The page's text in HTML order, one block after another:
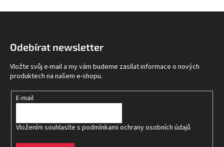
Odebírat newsletter
Vložte svůj e-mail a my vám budeme zasílat informace o nových
produktech na našem e-shopu.
E-mail
Vložením souhlasíte s podmínkami ochrany osobních údajů